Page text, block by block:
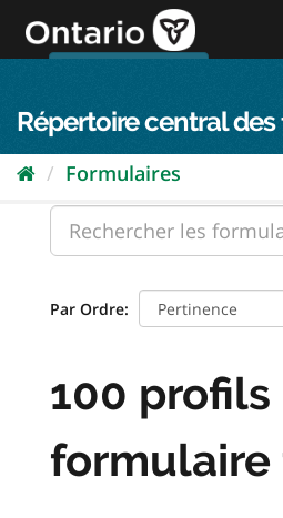
directement
au
Répertoire central des
Formulaires
Par Ordre
100 profils
formulaire